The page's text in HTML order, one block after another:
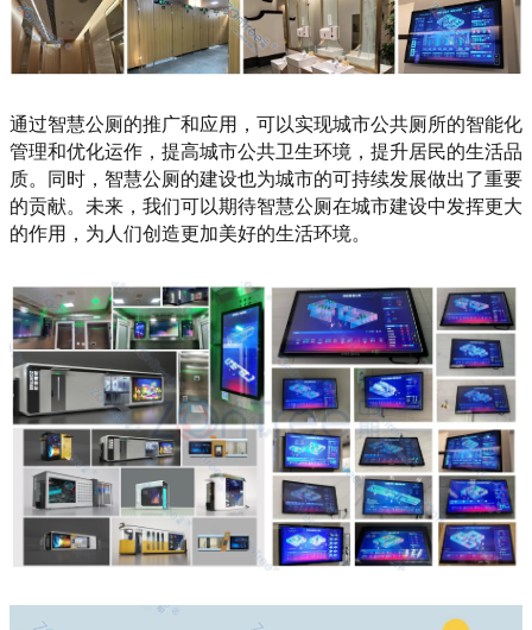
通过智慧公厕的推广和应用，可以实现城市公共厕所的智能化
管理和优化运作，提高城市公共卫生环境，提升居民的生活品
质。同时，智慧公厕的建设也为城市的可持续发展做出了重要
的贡献。未来，我们可以期待智慧公厕在城市建设中发挥更大
的作用，为人们创造更加美好的生活环境。